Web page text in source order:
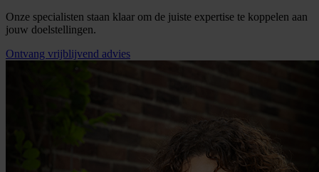
Onze specialisten staan klaar om de juiste expertise te koppelen aan
jouw doelstellingen.
Ontvang vrijblijvend advies